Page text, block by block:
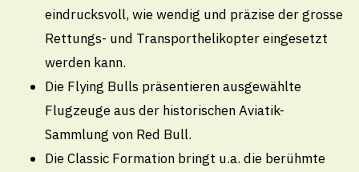
eindrucksvoll, wie wendig und präzise der grosse
Rettungs- und Transporthelikopter eingesetzt
werden kann.
Die Flying Bulls präsentieren ausgewählte
Flugzeuge aus der historischen Aviatik-
Sammlung von Red Bull.
Die Classic Formation bringt u.a. die berühmte
Technische Betriebe Thal
071 888 22 22
Pikettdienst- und Notfallnummer (24h)
technischebetriebe@thal.ch
Öffnungszeiten